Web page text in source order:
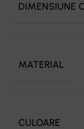
DIMENSIUNE
MATERIAL
CULOARE